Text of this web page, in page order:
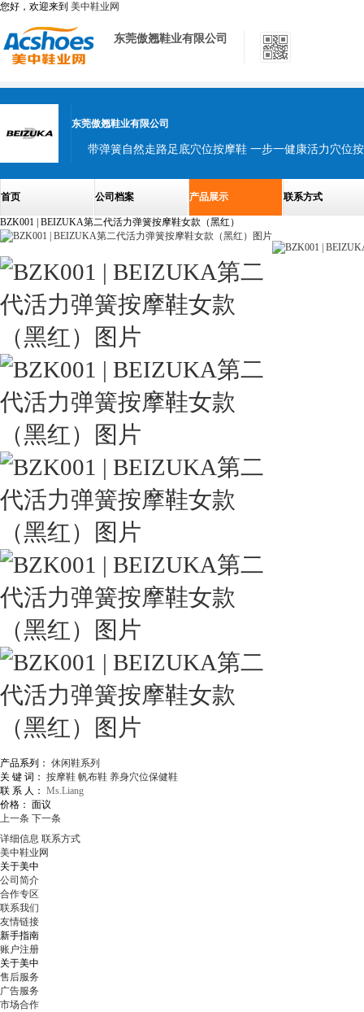
您好，欢迎来到 美中鞋业网
东莞傲翘鞋业有限公司
东莞傲翘鞋业有限公司
首页 公司档案 产品展示 联系方式
BZK001 | BEIZUKA第二代活力弹簧按摩鞋女款（黑红）
产品系列： 休闲鞋系列
关 键 词： 按摩鞋 帆布鞋 养身穴位保健鞋
联 系 人： Ms.Liang
价格： 面议
上一条 下一条
详细信息 联系方式
美中鞋业网
关于美中
公司简介
合作专区
联系我们
友情链接
新手指南
账户注册
关于美中
售后服务
广告服务
市场合作